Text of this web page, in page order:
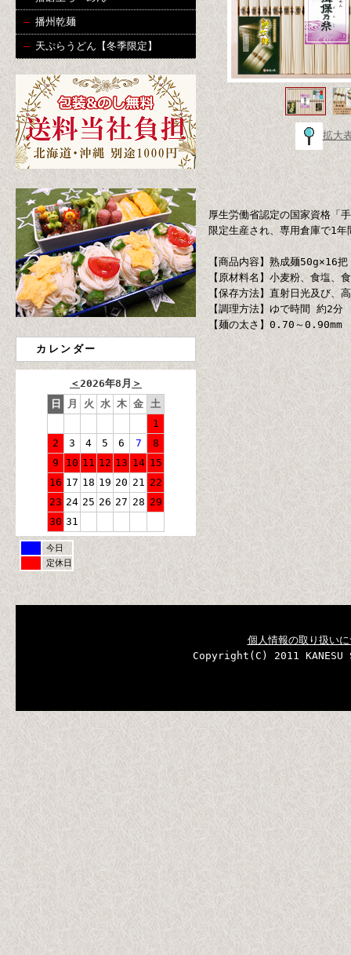
播州乾麺
天ぷらうどん【冬季限定】
カレンダー
＜2026年8月 ＞
日
月 火 水 木 金 土
1
2
3 4 5 6 7
8
9
10 11 12 13 14 15
16 17 18 19 20 21 22
23 24 25 26 27 28 29
30 31
今日
定休日
拡大
厚生労働省認定の国家資格「
限定生産され、専用倉庫で1
【商品内容】熟成麺50g×16
【原材料名】小麦粉、食塩、
【保存方法】直射日光及び、
【調理方法】ゆで時間 約2分
【麺の太さ】0.70～0.90mm
個人情報の取り扱い
Copyright(C) 2011